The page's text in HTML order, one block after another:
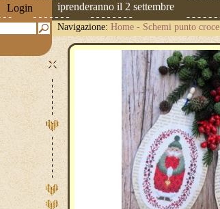
Login riprenderanno il 2 settembre
Navigazione: Home - Schemi punto croce